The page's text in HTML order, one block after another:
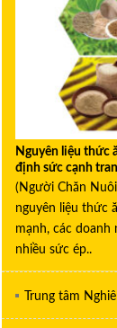
Nguyên liệu thức
định sức cạnh
(Người Chăn
nguyên liệu thức
mạnh, các
nhiều sức ép..
Trung tâm